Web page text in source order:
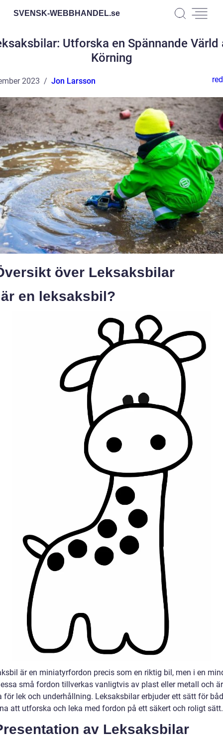
SVENSK-WEBBHANDEL.se
Utforska en Spännande Värld
Körning
2023 Jon Larsson
över Leksaksbilar
en leksaksbil?
är en miniatyrfordon precis som en riktig bil, men i en
små fordon tillverkas vanligtvis av plast eller metall och är
för lek och underhållning. Leksaksbilar erbjuder ett sätt för
att utforska och leka med fordon på ett säkert och roligt sätt.
av Leksaksbilar